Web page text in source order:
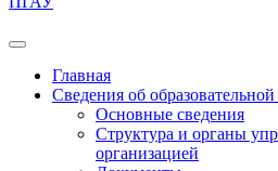
Главная
Сведения об
Основные сведения
Структура и органы
организацией